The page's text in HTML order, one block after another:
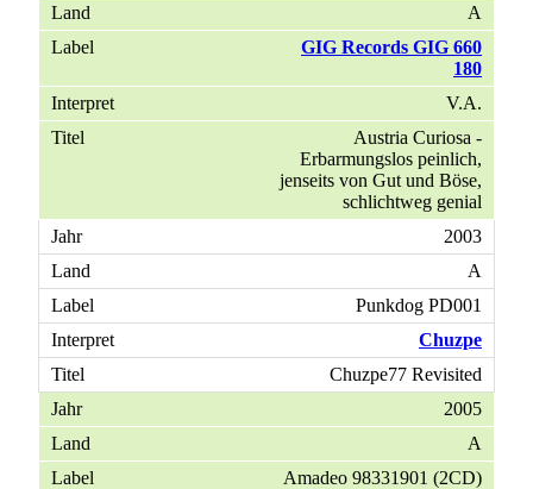
A
GIG Records GIG 660
180
V.A.
Austria Curiosa -
Erbarmungslos peinlich,
jenseits von Gut und Böse,
schlichtweg genial
2003
A
Punkdog PD001
Chuzpe
Chuzpe77 Revisited
2005
A
Amadeo 98331901 (2CD)